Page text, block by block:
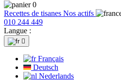
0
Recettes de tisanes Nos actifs
010 244 449
Langue :

Français
Deutsch
Nederlands